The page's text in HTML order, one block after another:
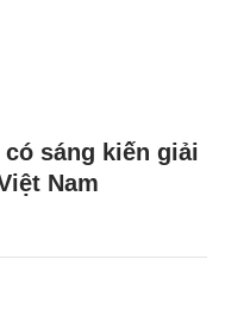
có sáng kiến giải
Nam